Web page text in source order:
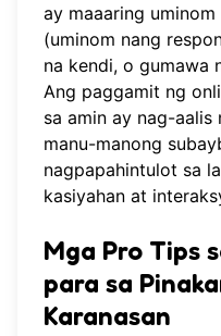
ay maaaring
(uminom nang
na kendi, o gumawa
Ang paggamit ng
sa amin ay nag-aalis
manu-manong
nagpapahintulot sa
kasiyahan at
Mga Pro Tips
para sa
Karanasan